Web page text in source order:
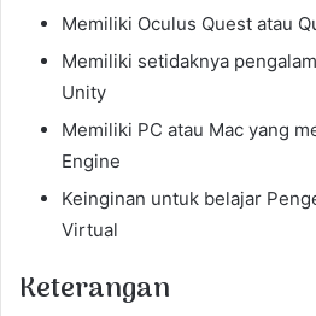
Memiliki Oculus Quest atau
Memiliki setidaknya
Unity
Memiliki PC atau Mac yang
Engine
Keinginan untuk belajar
Virtual
Keterangan